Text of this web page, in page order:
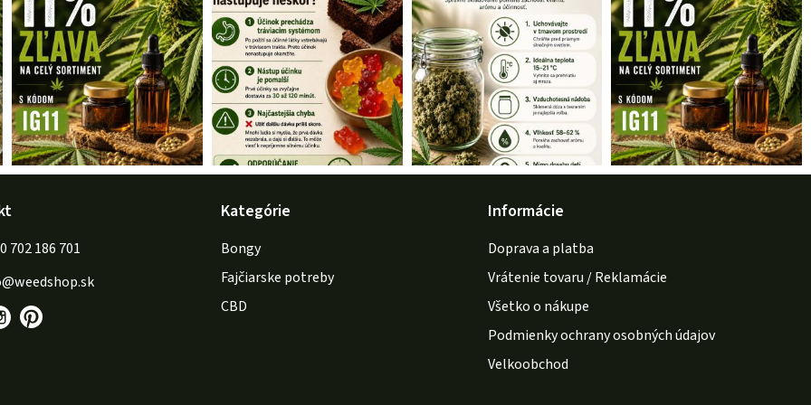
@weedshop.sk
702 186 701
Kategórie
Bongy
Fajčiarske potreby
CBD
Informácie
Doprava a platba
Vrátenie tovaru / Reklamácie
Všetko o nákupe
Podmienky ochrany osobných údajov
Velkoobchod